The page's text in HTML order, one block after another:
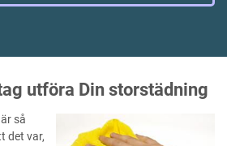
utföra Din storstädning
så
det var,